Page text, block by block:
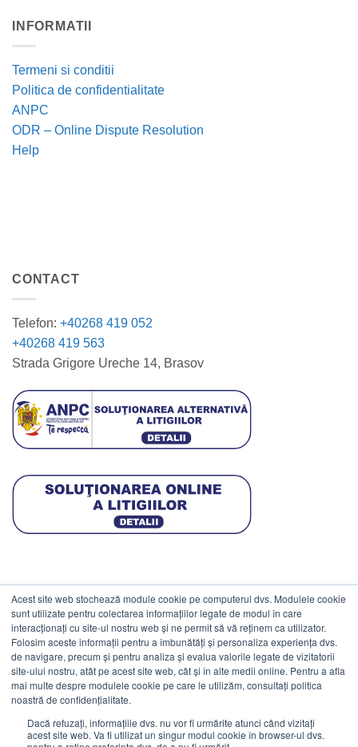
Acest site web stochează module cookie pe computerul dvs. Modulele cookie
sunt utilizate pentru colectarea informațiilor legate de modul în care
interacționați cu site-ul nostru web și ne permit să vă reținem ca utilizator.
Folosim aceste informații pentru a îmbunătăți și personaliza experiența dvs.
de navigare, precum și pentru analiza și evalua valorile legate de vizitatorii
site-ului nostru, atât pe acest site web, cât și în alte medii online. Pentru a afla
mai multe despre modulele cookie pe care le utilizăm, consultați politica
noastră de confidențialitate.
Dacă refuzați, informațiile dvs. nu vor fi urmărite atunci când vizitați
acest site web. Va fi utilizat un singur modul cookie în browser-ul dvs.
INFORMATII
Termeni si conditii
Politica de confidentialitate
ANPC
ODR – Online Dispute Resolution
Help
CONTACT
Telefon: +40268 419 052
+40268 419 563
Strada Grigore Ureche 14, Brasov
DATE COMERCIALE
ESTICO S.R.L.
CIF: RO1094402.
Reg.Com: J08/469/1991.